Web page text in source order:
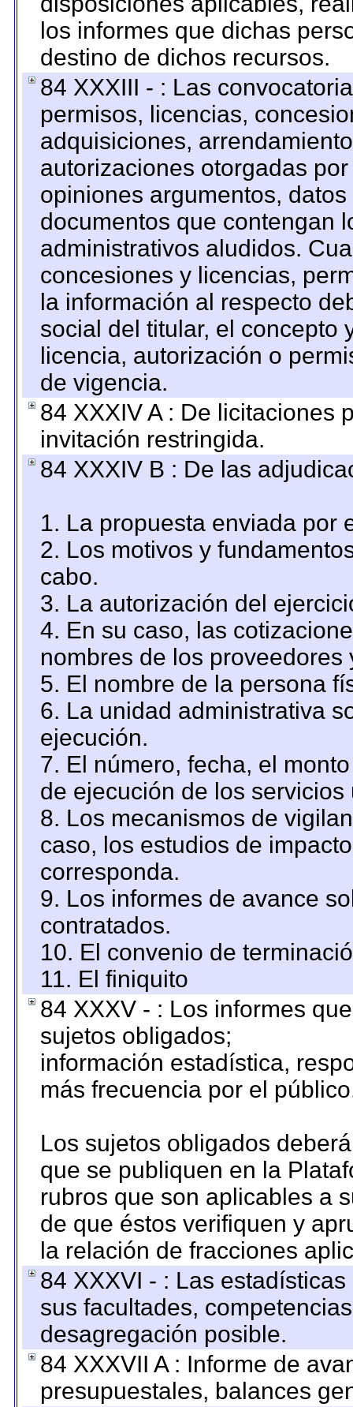
los informes que dichas
destino de dichos recursos.
84 XXXIII - : Las
permisos, licencias,
adquisiciones,
autorizaciones otorgadas
opiniones argumentos,
documentos que contengan
administrativos aludidos.
concesiones y licencias,
la información al respecto
social del titular, el concepto
licencia, autorización o
de vigencia.
84 XXXIV A : De licitaciones
invitación restringida.
84 XXXIV B : De las
1. La propuesta enviada por
2. Los motivos y
cabo.
3. La autorización del
4. En su caso, las
nombres de los proveedores
5. El nombre de la persona
6. La unidad administrativa
ejecución.
7. El número, fecha, el
de ejecución de los servicios
8. Los mecanismos de
caso, los estudios de
corresponda.
9. Los informes de avance
contratados.
10. El convenio de
11. El finiquito
84 XXXV - : Los informes
sujetos obligados;
información estadística,
más frecuencia por el
Los sujetos obligados
que se publiquen en la
rubros que son aplicables a
de que éstos verifiquen y
la relación de fracciones
84 XXXVI - : Las
sus facultades,
desagregación posible.
84 XXXVII A : Informe de
presupuestales, balances